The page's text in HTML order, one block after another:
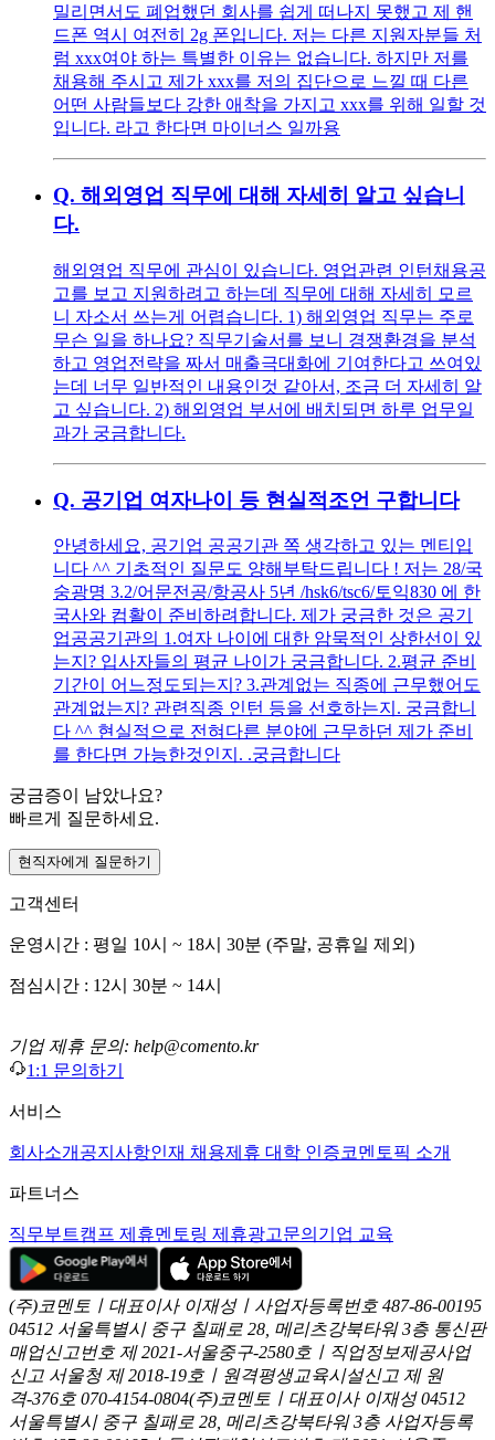
밀리면서도 폐업했던 회사를 쉽게 떠나지 못했고 제 핸
드폰 역시 여전히 2g 폰입니다. 저는 다른 지원자분들 처
럼 xxx여야 하는 특별한 이유는 없습니다. 하지만 저를
채용해 주시고 제가 xxx를 저의 집단으로 느낄 때 다른
어떤 사람들보다 강한 애착을 가지고 xxx를 위해 일할 것
입니다. 라고 한다면 마이너스 일까용
Q. 해외영업 직무에 대해 자세히 알고 싶습니
다.
해외영업 직무에 관심이 있습니다. 영업관련 인턴채용공
고를 보고 지원하려고 하는데 직무에 대해 자세히 모르
니 자소서 쓰는게 어렵습니다. 1) 해외영업 직무는 주로
무슨 일을 하나요? 직무기술서를 보니 경쟁환경을 분석
하고 영업전략을 짜서 매출극대화에 기여한다고 쓰여있
는데 너무 일반적인 내용인것 같아서, 조금 더 자세히 알
고 싶습니다. 2) 해외영업 부서에 배치되면 하루 업무일
과가 궁금합니다.
Q. 공기업 여자나이 등 현실적조언 구합니다
안녕하세요, 공기업 공공기관 쪽 생각하고 있는 멘티입
니다 ^^ 기초적인 질문도 양해부탁드립니다 ! 저는 28/국
숭광명 3.2/어문전공/항공사 5년 /hsk6/tsc6/토익830 에 한
국사와 컴활이 준비하려합니다. 제가 궁금한 것은 공기
업공공기관의 1.여자 나이에 대한 암묵적인 상한선이 있
는지? 입사자들의 평균 나이가 궁금합니다. 2.평균 준비
기간이 어느정도되는지? 3.관계없는 직종에 근무했어도
관계없는지? 관련직종 인턴 등을 선호하는지. 궁금합니
다 ^^ 현실적으로 전혀다른 분야에 근무하던 제가 준비
를 한다면 가능한것인지. .궁금합니다
궁금증이 남았나요?
빠르게 질문하세요.
현직자에게 질문하기
고객센터
운영시간 : 평일 10시 ~ 18시 30분 (주말, 공휴일 제외)
점심시간 : 12시 30분 ~ 14시
기업 제휴 문의: help@comento.kr
1:1 문의하기
서비스
회사소개 공지사항인재 채용제휴 대학 인증코멘토픽 소개
파트너스
직무부트캠프 제휴멘토링 제휴광고문의 기업 교육
(주)코멘토ㅣ대표이사 이재성ㅣ사업자등록번호 487-86-00195
04512 서울특별시 중구 칠패로 28, 메리츠강북타워 3층 통신판
매업신고번호 제 2021-서울중구-2580호ㅣ직업정보제공사업
신고 서울청 제 2018-19호ㅣ원격평생교육시설신고 제 원
격-376호 070-4154-0804(주)코멘토ㅣ대표이사 이재성 04512
서울특별시 중구 칠패로 28, 메리츠강북타워 3층 사업자등록